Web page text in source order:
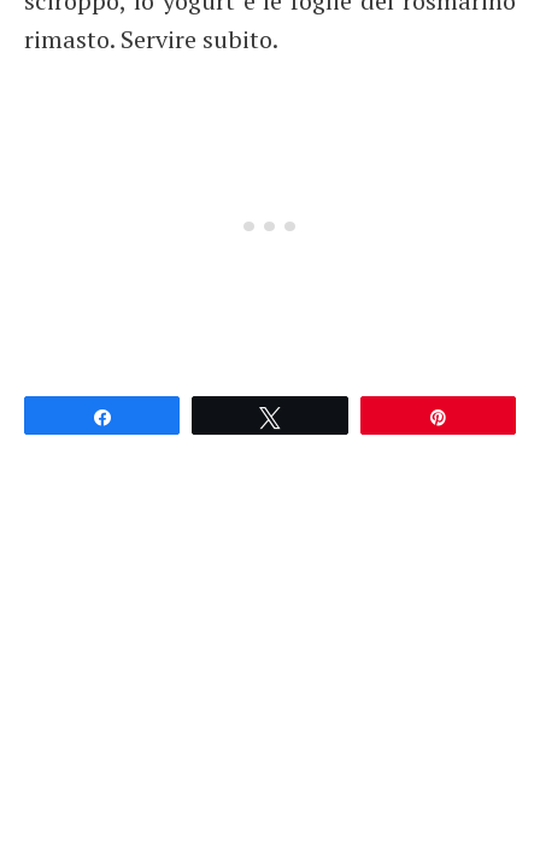
rimasto. Servire subito.